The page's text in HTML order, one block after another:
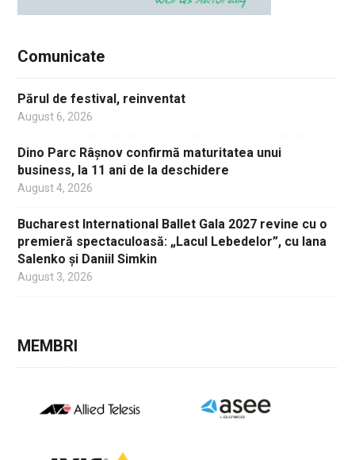
Comunicate
Părul de festival, reinventat
August 6, 2026
Dino Parc Râșnov confirmă maturitatea unui
business, la 11 ani de la deschidere
August 4, 2026
Bucharest International Ballet Gala 2027 revine cu o
premieră spectaculoasă: „Lacul Lebedelor”, cu Iana
Salenko și Daniil Simkin
August 3, 2026
MEMBRI